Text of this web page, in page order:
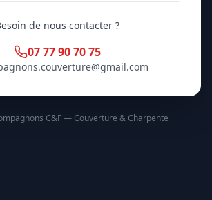
de nous contacter ?
07 77 90 70 75
C&F — Couverture & Charpente